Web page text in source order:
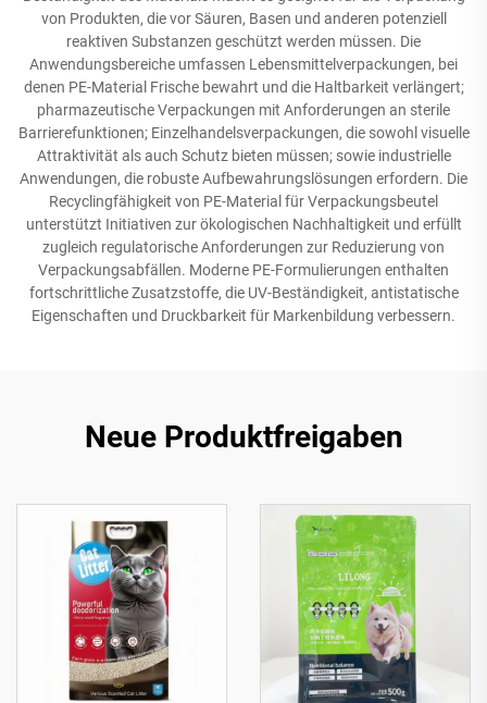
von Produkten, die vor Säuren, Basen und anderen potenziell
reaktiven Substanzen geschützt werden müssen. Die
Anwendungsbereiche umfassen Lebensmittelverpackungen, bei
denen PE-Material Frische bewahrt und die Haltbarkeit verlängert;
pharmazeutische Verpackungen mit Anforderungen an sterile
Barrierefunktionen; Einzelhandelsverpackungen, die sowohl visuelle
Attraktivität als auch Schutz bieten müssen; sowie industrielle
Anwendungen, die robuste Aufbewahrungslösungen erfordern. Die
Recyclingfähigkeit von PE-Material für Verpackungsbeutel
unterstützt Initiativen zur ökologischen Nachhaltigkeit und erfüllt
zugleich regulatorische Anforderungen zur Reduzierung von
Verpackungsabfällen. Moderne PE-Formulierungen enthalten
fortschrittliche Zusatzstoffe, die UV-Beständigkeit, antistatische
Eigenschaften und Druckbarkeit für Markenbildung verbessern.
Neue Produktfreigaben